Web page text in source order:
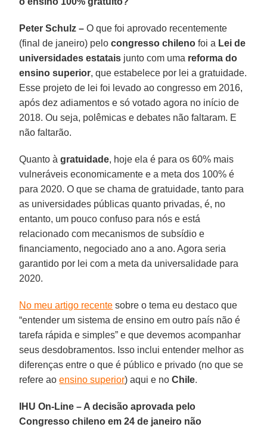
Peter Schulz – O que foi aprovado recentemente
(final de janeiro) pelocongresso chileno foi a Lei de
universidades estatais junto com uma reforma do
ensino superior, que estabelece por lei a gratuidade.
Esse projeto de lei foi levado ao congresso em 2016,
após dez adiamentos e só votado agora no início de
2018. Ou seja, polêmicas e debates não faltaram. E
não faltarão.
Quanto àgratuidade, hoje ela é para os 60% mais
vulneráveis economicamente e a meta dos 100% é
para 2020. O que se chama de gratuidade, tanto para
as universidades públicas quanto privadas, é, no
entanto, um pouco confuso para nós e está
relacionado com mecanismos de subsídio e
financiamento, negociado ano a ano. Agora seria
garantido por lei com a meta da universalidade para
2020.
No meu artigo recente sobre o tema eu destaco que
“entender um sistema de ensino em outro país não é
tarefa rápida e simples” e que devemos acompanhar
seus desdobramentos. Isso inclui entender melhor as
diferenças entre o que é público e privado (no que se
refere aoensino superior) aqui e noChile.
IHU On-Line – A decisão aprovada pelo
Congresso chileno em 24 de janeiro não